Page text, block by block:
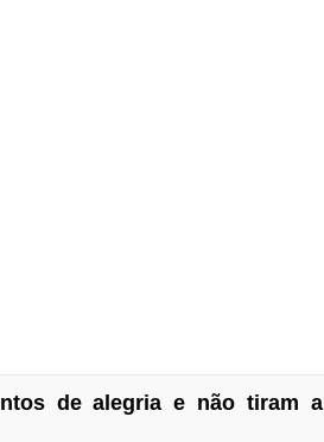
de alegria e não tiram a